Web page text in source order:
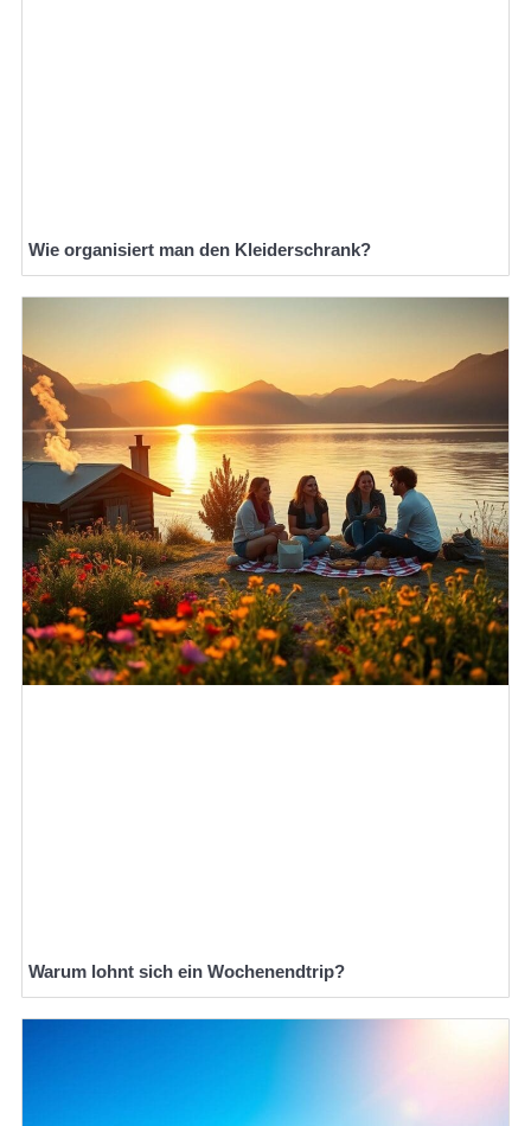
Wie organisiert man den Kleiderschrank?
Warum lohnt sich ein Wochenendtrip?